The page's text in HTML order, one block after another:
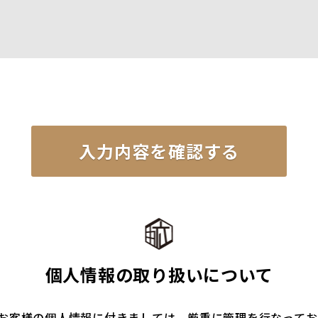
個人情報の取り扱いについて